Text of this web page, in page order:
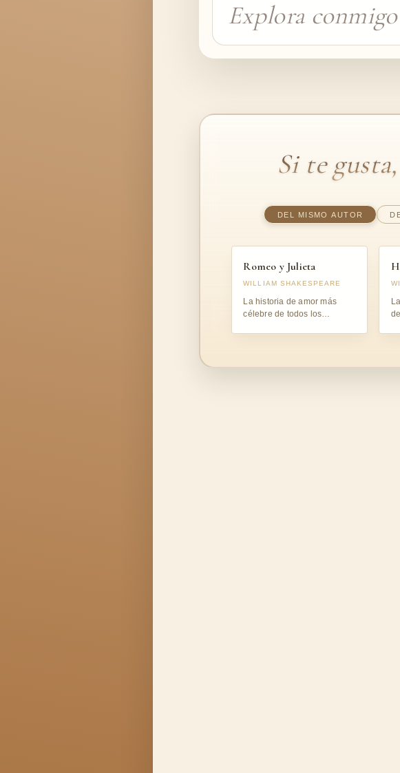
Si te
DEL MISMO AUTOR
Romeo y Julieta
WILLIAM SHAKESPEARE
La historia de amor más
célebre de todos los